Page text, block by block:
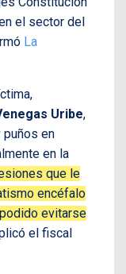
el sector del
La
Uribe,
en
en la
que le
encéfalo
evitarse
el fiscal